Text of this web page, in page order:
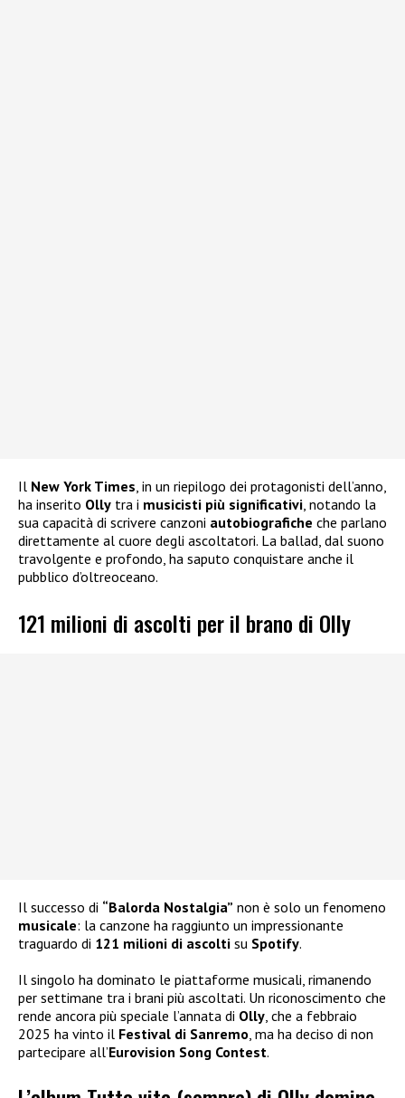
Il New York Times, in un riepilogo dei protagonisti dell’anno,
ha inserito Olly tra i musicisti più significativi, notando la
sua capacità di scrivere canzoni autobiografiche che parlano
direttamente al cuore degli ascoltatori. La ballad, dal suono
travolgente e profondo, ha saputo conquistare anche il
pubblico d’oltreoceano.
121 milioni di ascolti per il brano di Olly
Il successo di “Balorda Nostalgia” non è solo un fenomeno
musicale: la canzone ha raggiunto un impressionante
traguardo di 121 milioni di ascolti su Spotify.
Il singolo ha dominato le piattaforme musicali, rimanendo
per settimane tra i brani più ascoltati. Un riconoscimento che
rende ancora più speciale l’annata di Olly , che a febbraio
2025 ha vinto il Festival di Sanremo , ma ha deciso di non
partecipare all’Eurovision Song Contest.